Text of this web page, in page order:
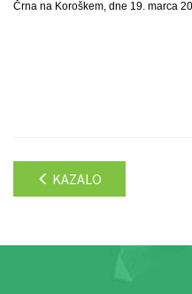
Črna na Koroškem, dne 19. marca
KAZALO